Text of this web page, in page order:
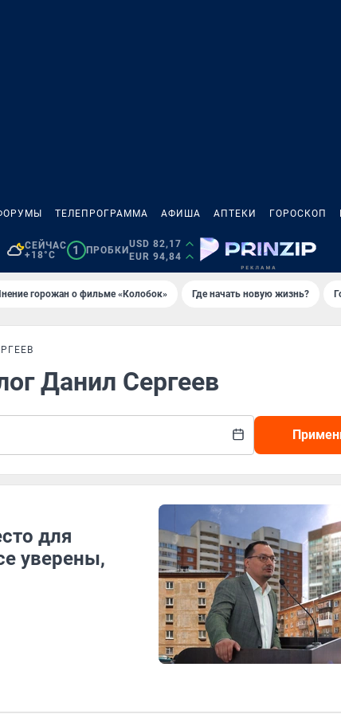
ТЕЛЕПРОГРАММА АФИША АПТЕКИ ГОРОСКОП
СЕЙЧАС
+18°C
1 ПРОБКИ
USD 82,17
EUR 94,84
горожан о фильме «Колобок» Где начать новую жизнь?
Данил Сергеев
для
уверены,